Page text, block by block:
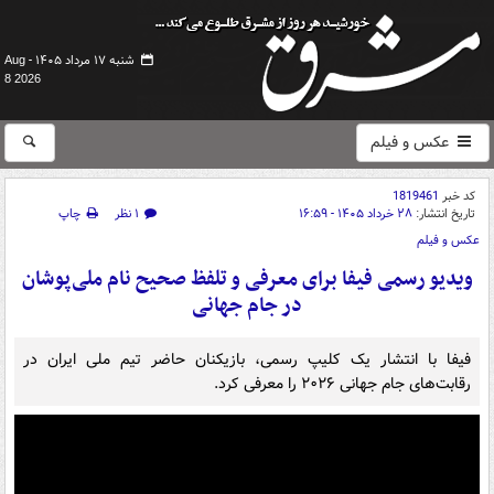
شنبه ۱۷ مرداد ۱۴۰۵ -
Aug
8 2026
عکس و فیلم
کد خبر 1819461
تاریخ انتشار: ۲۸ خرداد ۱۴۰۵ - ۱۶:۵۹ ۱ نظر
چاپ
عکس و فیلم
ویدیو رسمی فیفا برای معرفی و تلفظ صحیح نام ملی‌پوشان
در جام جهانی
فیفا با انتشار یک کلیپ رسمی، بازیکنان حاضر تیم ملی ایران در
رقابت‌های جام جهانی ۲۰۲۶ را معرفی کرد.